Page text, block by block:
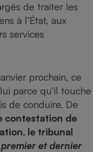
de traiter les
à l’État, aux
services
prochain, ce
parce qu’il touche
de conduire. De
contestation de
le tribunal
et dernier
Complément
alimentaire
bouteille
Assurance emprunteur
Banque
électroménager -
Lave-linge
Téléviseur
Matelas
Mutuelle
Antimoustique